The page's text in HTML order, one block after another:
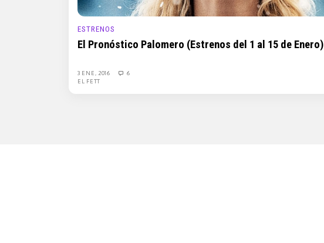
ESTRENOS
El Pronóstico Palomero (Estrenos del 1 al 15 de Enero)
3 ENE, 2016
6
EL FETT